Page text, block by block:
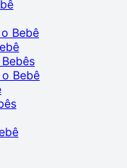
Bebê
Bebê